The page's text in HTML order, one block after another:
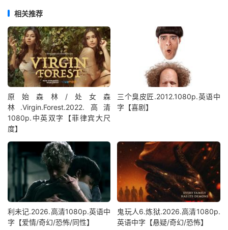
相关推荐
原始森林/处女森
林.Virgin.Forest.2022.高清
1080p.中英双字【菲律宾大尺
度】
三个臭皮匠.2012.1080p.英语中
字【喜剧】
利未记.2026.高清1080p.英语中
字【爱情/奇幻/恐怖/同性】
鬼玩人6.炼狱.2026.高清1080p.
英语中字【悬疑/奇幻/恐怖】